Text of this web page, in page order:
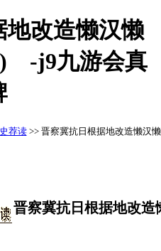
地改造懒汉懒
) -j9九游会真
荐读>> 晋察冀抗日根据地改造懒汉懒
晋察冀抗日根据地改造